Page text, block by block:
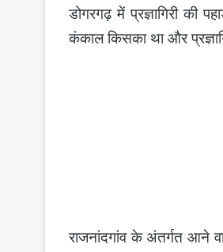
डोगरगढ़ में प्रज्ञागिरी
कंकाल किसका था और
राजनांदगांव के अंतर्गत आने